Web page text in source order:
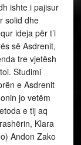
ishte i pajisur
solid dhe
ideja për t’i
së Asdrenit,
tre vjetësh
Studimi
e Asdrenit
jo vetëm
e tij aq
Klara
Andon Zako